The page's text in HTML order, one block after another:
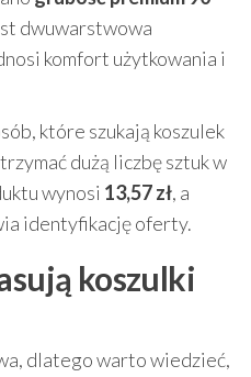
dwuwarstwowa
komfort użytkowania i
które szukają koszulek
dużą liczbę sztuk w
wynosi 13,57 zł, a
identyfikację oferty.
koszulki
dlatego warto wiedzieć,